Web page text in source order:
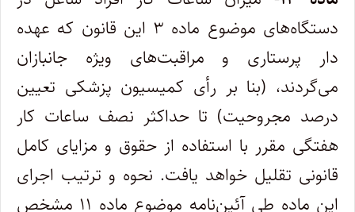
دستگاه‌های موضوع ماده ۳ این قانون که عهده
دار پرستاری و مراقبت‌های ویژه جانبازان
می‌گردند، (بنا بر رأی کمیسیون پزشکی تعیین
درصد مجروحیت) تا حداکثر نصف ساعات کار
هفتگی مقرر با استفاده از حقوق و مزایای کامل
قانونی تقلیل خواهد یافت. نحوه و ترتیب اجرای
این ماده طی آئین‌نامه موضوع ماده ۱۱ مشخص